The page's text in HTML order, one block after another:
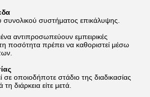
συστήματος επικάλυψης.
αντιπροσωπεύουν εμπειρικές
ποσότητα πρέπει να καθοριστεί μέσω
οποιοδήποτε στάδιο της διαδικασίας
διάρκεια είτε μετά.